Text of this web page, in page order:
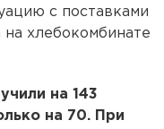
с поставками
хлебокомбинате
на 143
на 70. При